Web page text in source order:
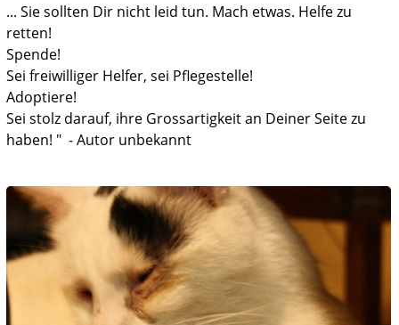
... Sie sollten Dir nicht leid tun. Mach etwas. Helfe zu
retten!
Spende!
Sei freiwilliger Helfer, sei Pflegestelle!
Adoptiere!
Sei stolz darauf, ihre Grossartigkeit an Deiner Seite zu
haben! " - Autor unbekannt